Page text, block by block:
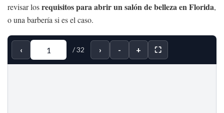
revisar losrequisitos para abrir un salón de belleza en Florida,
o una barbería si es el caso.
‹ /32 › - + ⛶